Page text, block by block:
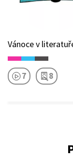
Vánoce v
7 8